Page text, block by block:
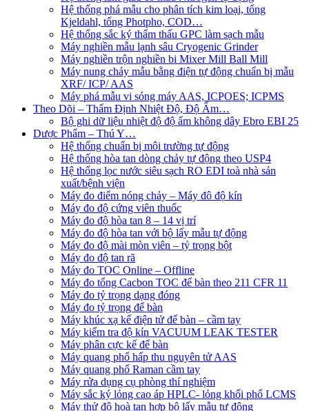
Hệ thống phá mẫu cho phân tích kim loại, tổng
Kjeldahl, tổng Photpho, COD…
Hệ thống sắc ký thẩm thấu GPC làm sạch mẫu
Máy nghiền mẫu lạnh sâu Cryogenic Grinder
Máy nghiền trộn nghiền bi Mixer Mill Ball Mill
Máy nung chảy mẫu bằng điện tự động chuẩn bị mẫu
XRF/ ICP/ AAS
Máy phá mẫu vi sóng máy AAS, ICPOES; ICPMS
Theo Dõi – Thẩm Định Nhiệt Độ, Độ Ẩm…
Bộ ghi dữ liệu nhiệt độ độ ẩm không dây Ebro EBI 25
Dược Phẩm – Thú Y…
Hệ thống chuẩn bị môi trường tự động
Hệ thống hòa tan dòng chảy tự động theo USP4
Hệ thống lọc nước siêu sạch RO EDI​​ toà nhà sản
xuất/bệnh viện
Máy đo điểm nóng chảy – Máy đô độ kín
Máy đo độ cứng viên thuốc
Máy đo độ hòa tan 8 – 14 vị trí
Máy đo độ hòa tan với bộ lấy mẫu tự động
Máy đo độ mài mòn viên – tỷ trọng bột
Máy đo độ tan rã
Máy đo TOC Online – Offline
Máy đo tổng Cacbon TOC để bàn theo 211 CFR 11
Máy đo tỷ trọng dạng đóng
Máy đo tỷ trọng để bàn
Máy khúc xạ kế điện tử để bàn – cầm tay
Máy kiểm tra độ kín VACUUM LEAK TESTER
Máy phân cực kế để bàn
Máy quang phổ hấp thu nguyên tử AAS
Máy quang phổ Raman cầm tay
Máy rửa dụng cụ phòng thí nghiệm
Máy sắc ký lỏng cao áp HPLC- lỏng khối phổ LCMS
Máy thử độ hoà tan hợp bộ lấy mẫu tự động